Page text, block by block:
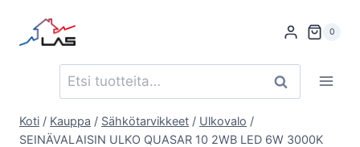
sisältöön
0
Etsi: Haku
Koti / Kauppa / Sähkötarvikkeet / Ulkovalo /
SEINÄVALAISIN ULKO QUASAR 10 2WB LED 6W 3000K